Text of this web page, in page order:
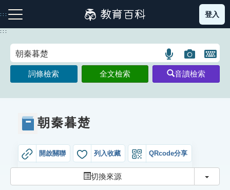
到
主
:::
注音索引圖示 筆畫索引圖示 部首索引表圖示
網站導覽
生字詞彙表
登入
:::
語
言
搜
圖
片
搜
開
鍵
詞條檢索 全文檢索 音讀檢索
朝秦暮楚
開啟關聯 列入收藏 QRcode分享
切換來源 切換